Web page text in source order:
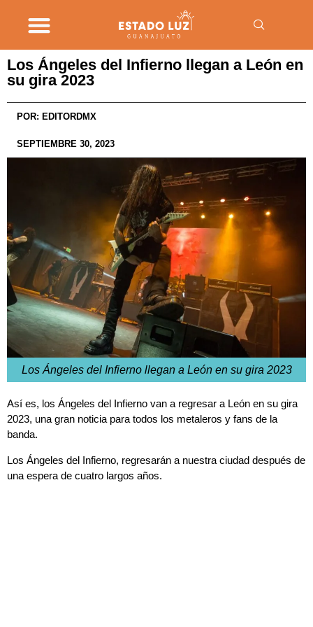
Los Ángeles del Infierno llegan a León en
su gira 2023
POR: EDITORDMX
SEPTIEMBRE 30, 2023
Los Ángeles del Infierno llegan a León en su gira 2023
Así es, los Ángeles del Infierno van a regresar a León en su gira
2023, una gran noticia para todos los metaleros y fans de la
banda.
Los Ángeles del Infierno, regresarán a nuestra ciudad después de
una espera de cuatro largos años.